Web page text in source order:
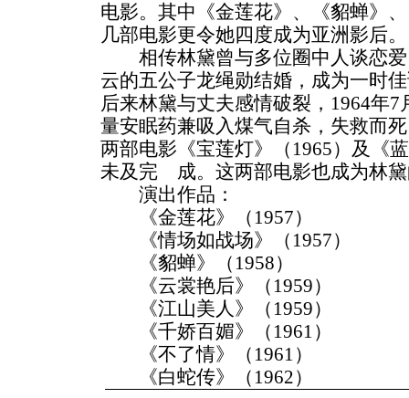
电影。其中《金莲花》、《貂蝉》
几部电影更令她四度成为亚洲影后。
相传林黛曾与多位圈中人谈恋爱
云的五公子龙绳勋结婚，成为一时
后来林黛与丈夫感情破裂，1964年
量安眠药兼吸入煤气自杀，失救而
两部电影《宝莲灯》（1965）及《
未及完 成。这两部电影也成为林
演出作品：
《金莲花》（1957）
《情场如战场》（1957）
《貂蝉》（1958）
《云裳艳后》（1959）
《江山美人》（1959）
《千娇百媚》（1961）
《不了情》（1961）
《白蛇传》（1962）